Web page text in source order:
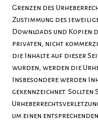
Grenzen des
Zustimmung des
Downloads und Kopien
privaten, nicht
die Inhalte auf dieser
wurden, werden die
Insbesondere werden
gekennzeichnet. Sollten
um einen